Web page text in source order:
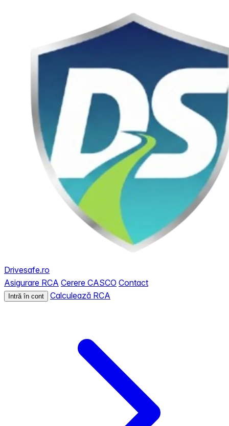
Drivesafe.ro
Asigurare RCA Cerere CASCO Contact
Intră în cont Calculează RCA